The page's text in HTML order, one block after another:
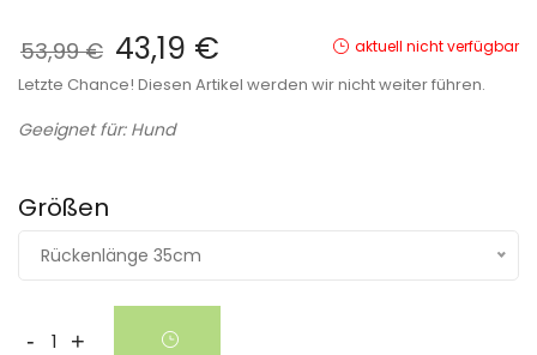
53,99 € 43,19 € aktuell nicht verfügbar
Letzte Chance! Diesen Artikel werden wir nicht weiter führen.
Geeignet für: Hund
Größen
Rückenlänge 35cm
- +